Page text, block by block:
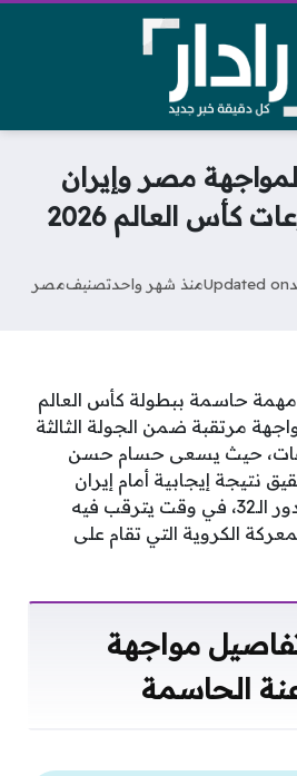
لمواجهة مصر وإيران
كأس العالم 2026
Updated onمنذ شهر واحدتصنيفمصر
حاسمة ببطولة كأس العالم
مرتقبة ضمن الجولة الثالثة
حيث يسعى حسام حسن
نتيجة إيجابية أمام إيران
تضمن لهم العبور إلى دور الـ32، في وقت يترقب فيه
الكروية التي تقام على
مواجهة
الحاسمة